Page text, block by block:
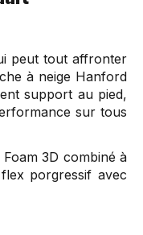
peut tout affronter
à neige Hanford
support au pied,
sur tous
3D combiné à
porgressif avec